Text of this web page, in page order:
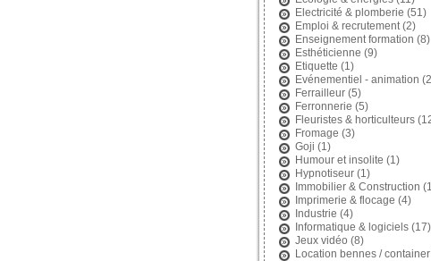
Electricité & plomberie (51)
Emploi & recrutement(2)
Enseignement formation (8)
Esthéticienne (9)
Etiquette (1)
Evénementiel - animation
Ferrailleur(5)
Ferronnerie (5)
Fleuristes & horticulteurs
Fromage (3)
Goji (1)
Humour et insolite (1)
Hypnotiseur(1)
Immobilier & Construction
Imprimerie & flocage (4)
Industrie (4)
Informatique & logiciels(17)
Jeux vidéo (8)
Location bennes / container